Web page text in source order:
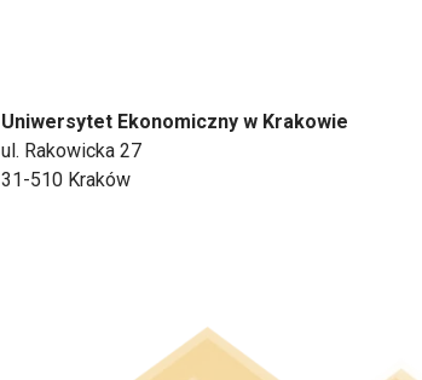
Uniwersytet Ekonomiczny w Krakowie
ul. Rakowicka 27
31-510 Kraków